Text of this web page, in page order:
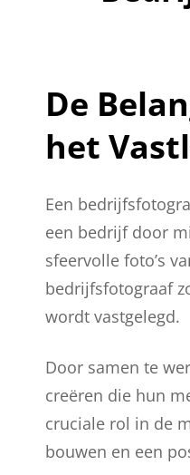
De
het
Een
een bedrijf door
sfeervolle foto’s
bedrijfsfotograaf
wordt vastgelegd.
Door samen te
creëren die hun
cruciale rol in de
bouwen en een